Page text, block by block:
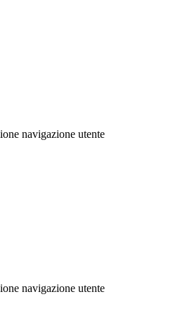
navigazione utente
navigazione utente